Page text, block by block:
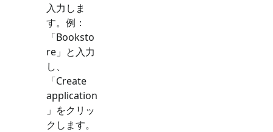
入力しま
す。例：
「Booksto
re」と入力
し、
「Create
application
」をクリッ
クします。